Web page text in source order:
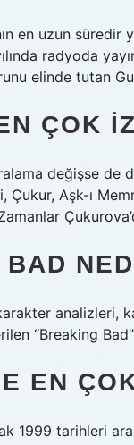
en uzun
radyoda
elinde tutan
ÇOK
değişse de
Aşk-ı
analizleri,
“Breaking
EN
1999 tarihleri